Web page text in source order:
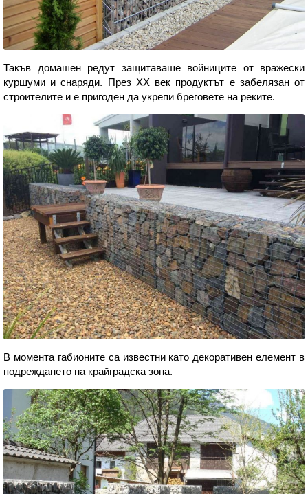
Такъв домашен редут защитаваше войниците от вражески
куршуми и снаряди. През ХХ век продуктът е забелязан от
строителите и е пригоден да укрепи бреговете на реките.
В момента габионите са известни като декоративен елемент в
подреждането на крайградска зона.